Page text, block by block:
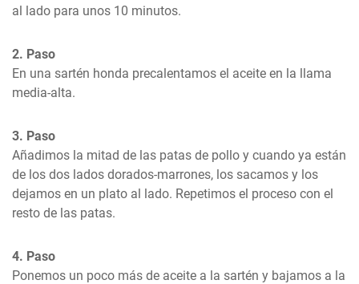
al lado para unos 10 minutos.
2. Paso
En una sartén honda precalentamos el aceite en la llama
media-alta.
3. Paso
Añadimos la mitad de las patas de pollo y cuando ya están
de los dos lados dorados-marrones, los sacamos y los
dejamos en un plato al lado. Repetimos el proceso con el
resto de las patas.
4. Paso
Ponemos un poco más de aceite a la sartén y bajamos a la